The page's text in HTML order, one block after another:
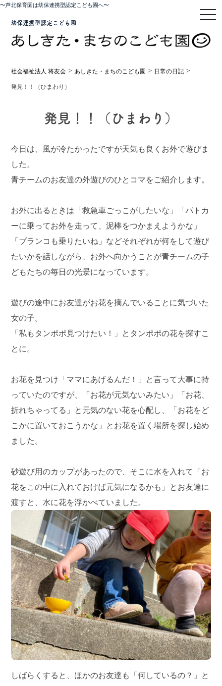
〜芦北保育園は幼保連携型認定こども園へ〜
幼保連携型認定こども園
社会福祉法人 将友会 > あしきた・まちのこども園 > 日常の日記 >
発見！！（ひまわり）
発見！！（ひまわり）
今日は、風が冷たかったですが天気も良くお外で遊びま
した。
青チームのお友達の外遊びのひとコマをご紹介します。
お外に出るときは「救急車ごっこがしたいな」「パトカ
ーに乗ってお外を走って、泥棒をつかまえようかな」
「ブランコも乗りたいね」などそれぞれが何をして遊び
たいかを話しながら、お外へ向かうことが青チームの子
どもたちの毎日の光景になっています。
遊びの途中にお友達がお花を摘んでいることに気づいた
女の子。
「私もタンポポ見つけたい！」とタンポポの花を探すこ
とに。
お花を見つけ「ママにあげるんだ！」と言って大事に持
っていたのですが、「お花が元気ないみたい」「お花、
折れちゃってる」と元気のない花を心配し、「お花をど
こかに置いておこうかな」とお花を置く場所を探し始め
ました。
砂遊び用のカップがあったので、そこに水を入れて「お
花をこの中に入れておけば元気になるかも」とお友達に
渡すと、水に花を浮かべていました。
しばらくすると、ほかのお友達も「何しているの？」と